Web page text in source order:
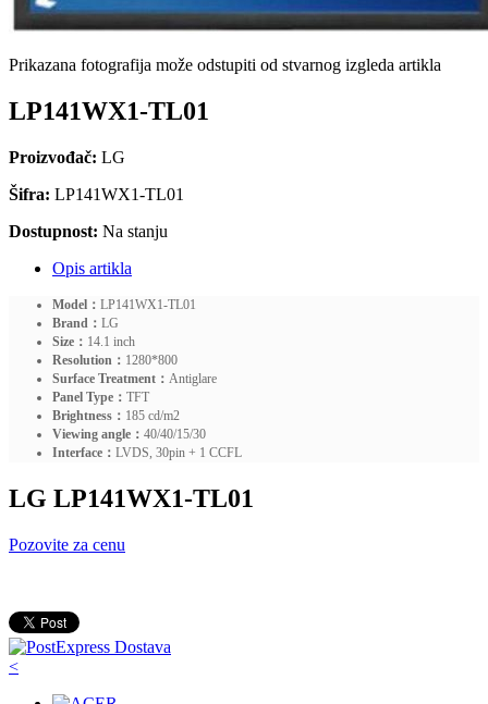
Prikazana fotografija može odstupiti od stvarnog izgleda artikla
LP141WX1-TL01
Proizvođač: LG
Šifra: LP141WX1-TL01
Dostupnost: Na stanju
Opis artikla
Model： LP141WX1-TL01
Brand： LG
Size： 14.1 inch
Resolution： 1280*800
Surface Treatment： Antiglare
Panel Type： TFT
Brightness： 185 cd/m2
Viewing angle： 40/40/15/30
Interface： LVDS, 30pin + 1 CCFL
LG LP141WX1-TL01
Pozovite za cenu
<